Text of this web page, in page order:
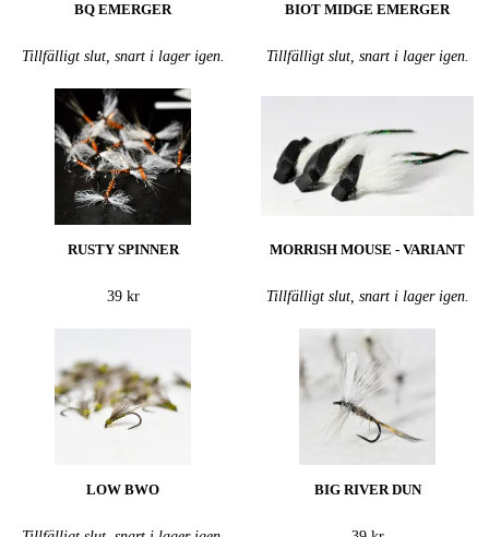
BQ EMERGER
Tillfälligt slut, snart i lager igen.
BIOT MIDGE EMERGER
Tillfälligt slut, snart i lager igen.
RUSTY SPINNER
39 kr
MORRISH MOUSE - VARIANT
Tillfälligt slut, snart i lager igen.
LOW BWO BIG RIVER DUN